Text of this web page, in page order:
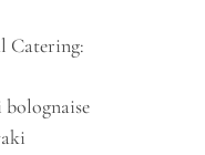
Catering:
bolognaise